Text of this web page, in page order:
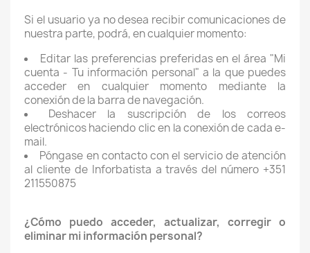
Si el usuario ya no desea recibir comunicaciones de
nuestra parte, podrá, en cualquier momento:
Editar las preferencias preferidas en el área "Mi
cuenta - Tu información personal" a la que puedes
acceder en cualquier momento mediante la
conexión de la barra de navegación.
Deshacer la suscripción de los correos
electrónicos haciendo clic en la conexión de cada e-
mail.
Póngase en contacto con el servicio de atención
al cliente de Inforbatista a través del número +351
211550875
¿Cómo puedo acceder, actualizar, corregir o
eliminar mi información personal?